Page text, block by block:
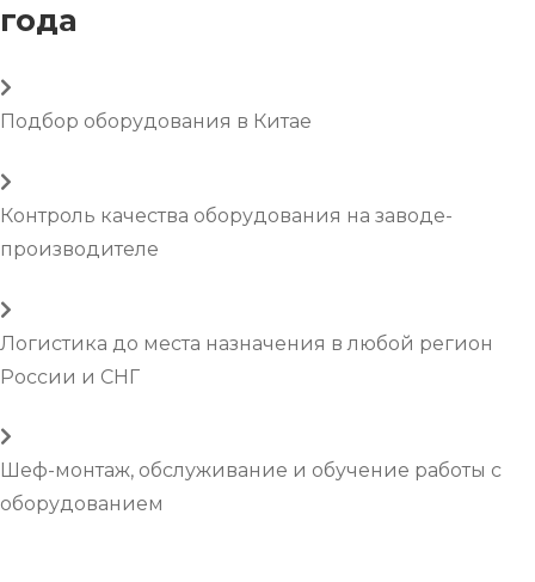
года
Подбор оборудования в Китае
Контроль качества оборудования на заводе-
производителе
Логистика до места назначения в любой регион
России и СНГ
Шеф-монтаж, обслуживание и обучение работы с
оборудованием